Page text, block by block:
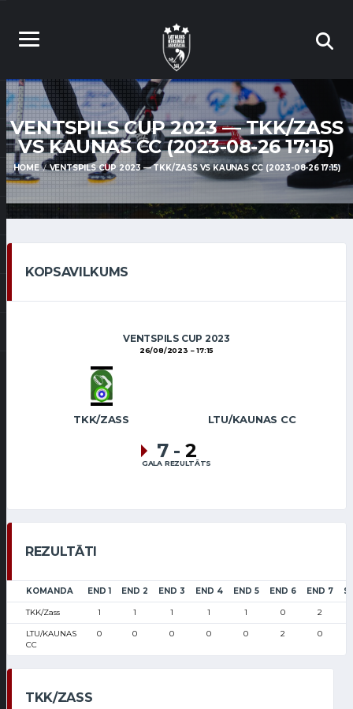
VENTSPILS CUP 2023 — TKK/ZASS
VS KAUNAS CC (2023-08-26 17:15)
HOME VENTSPILS CUP 2023 — TKK/ZASS VS KAUNAS CC (2023-08-26 17:15)
KOPSAVILKUMS
VENTSPILS CUP 2023
26/08/2023 17:15
TKK/ZASS LTU/KAUNAS CC
7 - 2
GALA REZULTĀTS
REZULTĀTI
KOMANDA END 1 END 2 END 3 END 4 END 5 END 6 END 7
TKK/Zass 1 1 1 1 1 0 2
LTU/KAUNAS
CC
0 0 0 0 0 2 0
TKK/ZASS